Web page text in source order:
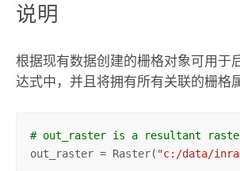
说明
根据现有数据创建的栅格对象可用于
达式中，并且将拥有所有关联的栅格
# out_raster is a resultant
out_raster = Raster( "c:/data/